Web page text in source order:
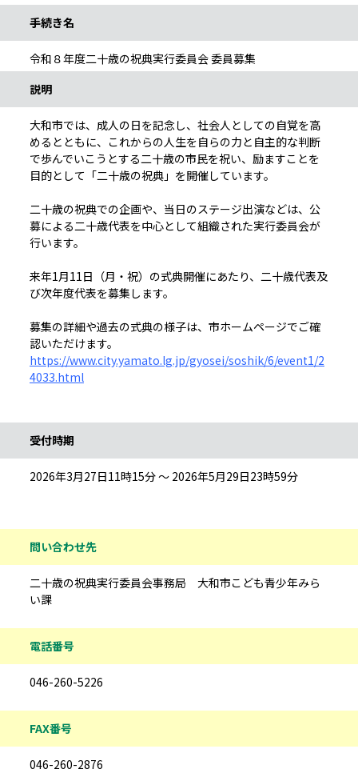
手続き名
令和８年度二十歳の祝典実行委員会 委員募集
説明
大和市では、成人の日を記念し、社会人としての自覚を高
めるとともに、これからの人生を自らの力と自主的な判断
で歩んでいこうとする二十歳の市民を祝い、励ますことを
目的として「二十歳の祝典」を開催しています。
二十歳の祝典での企画や、当日のステージ出演などは、公
募による二十歳代表を中心として組織された実行委員会が
行います。
来年1月11日（月・祝）の式典開催にあたり、二十歳代表及
び次年度代表を募集します。
募集の詳細や過去の式典の様子は、市ホームページでご確
認いただけます。
https://www.city.yamato.lg.jp/gyosei/soshik/6/event1/2
4033.html
受付時期
2026年3月27日11時15分 ～ 2026年5月29日23時59分
問い合わせ先
二十歳の祝典実行委員会事務局 大和市こども青少年みら
い課
電話番号
046-260-5226
FAX番号
046-260-2876